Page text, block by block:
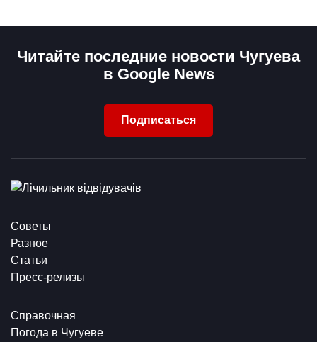
Читайте последние новости Чугуева
в Google News
Подписаться
Советы
Разное
Статьи
Пресс-релизы
Справочная
Погода в Чугуеве